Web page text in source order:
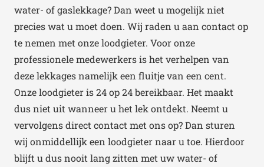
water- of gaslekkage? Dan weet u mogelijk niet
precies wat u moet doen. Wij raden u aan contact op
te nemen met onze loodgieter. Voor onze
professionele medewerkers is het verhelpen van
deze lekkages namelijk een fluitje van een cent.
Onze loodgieter is 24 op 24 bereikbaar. Het maakt
dus niet uit wanneer u het lek ontdekt. Neemt u
vervolgens direct contact met ons op? Dan sturen
wij onmiddellijk een loodgieter naar u toe. Hierdoor
blijft u dus nooit lang zitten met uw water- of